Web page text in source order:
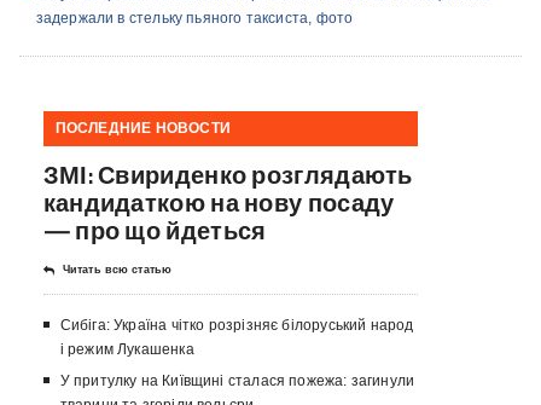
задержали в стельку пьяного таксиста, фото
ПОСЛЕДНИЕ НОВОСТИ
ЗМІ: Свириденко розглядають
кандидаткою на нову посаду
— про що йдеться
Читать всю статью
Сибіга: Україна чітко розрізняє білоруський народ
і режим Лукашенка
У притулку на Київщині сталася пожежа: загинули